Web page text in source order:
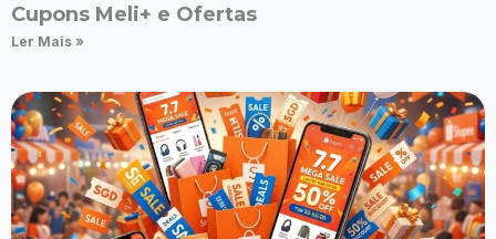
Cupons Meli+ e Ofertas
Ler Mais »